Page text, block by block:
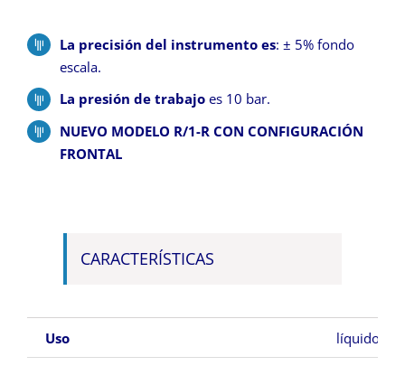
La precisión del instrumento es: ± 5% fondo
escala.
La presión de trabajo es 10 bar.
NUEVO MODELO R/1-R CON CONFIGURACIÓN
FRONTAL
CARACTERÍSTICAS
Uso líquidos y